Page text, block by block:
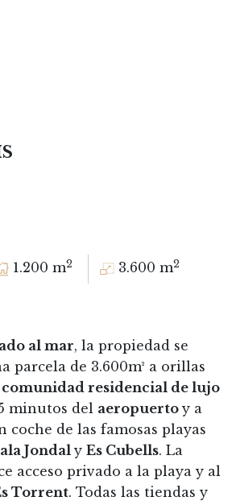
1.200 m2 3.600 m2
al mar, la propiedad se
parcela de 3.600m² a orillas
comunidad residencial de lujo
minutos del aeropuertoy a
coche de las famosas playas
Jondaly Es Cubells. La
acceso privado a la playa y al
Torrent. Todas las tiendas y